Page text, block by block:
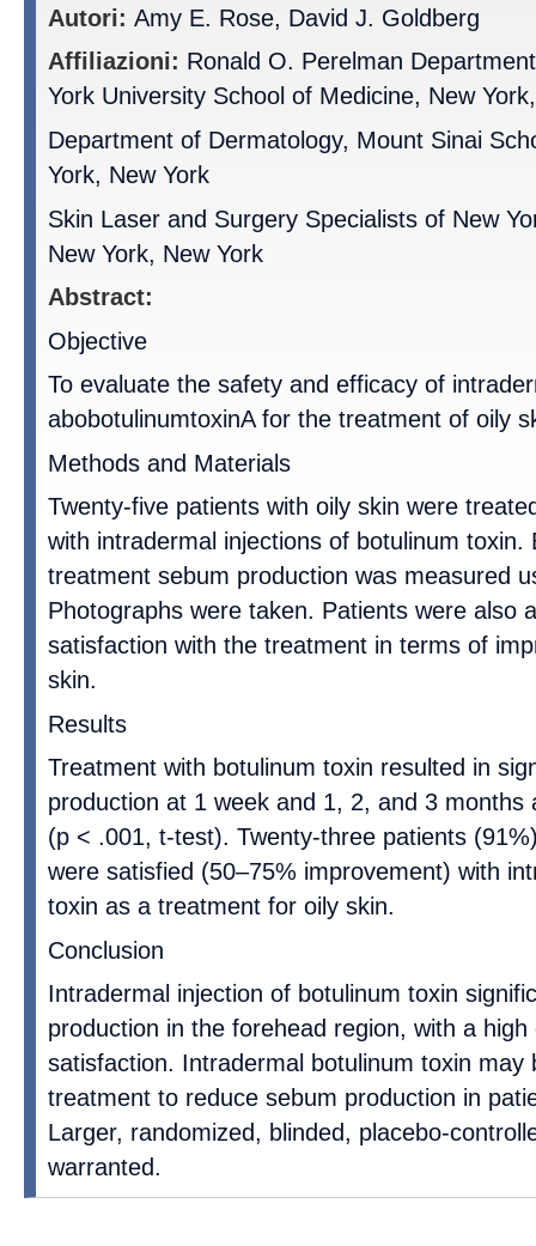
Autori: Amy E. Rose, David J. Goldberg
Affiliazioni: Ronald O. Perelman
York University School of Medicine, New
Department of Dermatology, Mount Sinai
York, New York
Skin Laser and Surgery Specialists of New
New York, New York
Abstract:
Objective
To evaluate the safety and efficacy of
abobotulinumtoxinA for the treatment of oily
Methods and Materials
Twenty-five patients with oily skin were
with intradermal injections of botulinum toxin.
treatment sebum production was measured
Photographs were taken. Patients were also
satisfaction with the treatment in terms of
skin.
Results
Treatment with botulinum toxin resulted in
production at 1 week and 1, 2, and 3 months
(p < .001, t-test). Twenty-three patients
were satisfied (50–75% improvement) with
toxin as a treatment for oily skin.
Conclusion
Intradermal injection of botulinum toxin
production in the forehead region, with a
satisfaction. Intradermal botulinum toxin may
treatment to reduce sebum production in
Larger, randomized, blinded, placebo-
warranted.